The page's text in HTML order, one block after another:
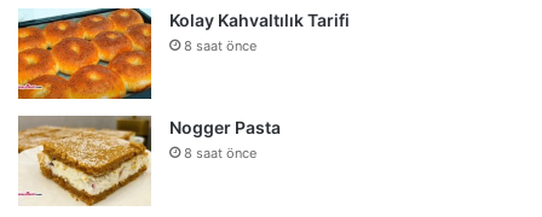
Kolay Kahvaltılık Tarifi
8 saat önce
Nogger Pasta
8 saat önce